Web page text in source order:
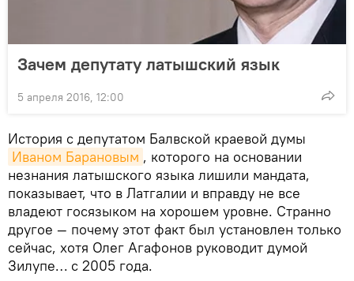
Зачем депутату латышский язык
5 апреля 2016, 12:00
История с депутатом Балвской краевой думы
Иваном Барановым , которого на основании
незнания латышского языка лишили мандата,
показывает, что в Латгалии и вправду не все
владеют госязыком на хорошем уровне. Странно
другое — почему этот факт был установлен только
сейчас, хотя Олег Агафонов руководит думой
Зилупе… с 2005 года.